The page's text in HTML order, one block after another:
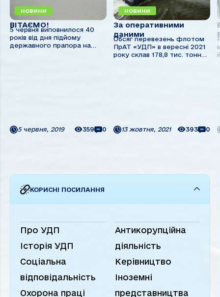
НОВИНИ
ВІТАЄМО!
5 червня виповнилося 40
років від дня підйому
державного прапора на
5 червня, 2019 359 0
НОВИНИ
За оперативними
даними
Обсяг перевезень флотом
ПрАТ «УДП» в вересні 2021
року склав 178,8 тис. тонн
13 жовтня, 2021
393 0
КОРИСНІ ПОСИЛАННЯ
Про УДП
Історія УДП
Соціальна
відповідальність
Охорона праці
Антикорупційна
діяльність
Керівництво
Іноземні
представництва